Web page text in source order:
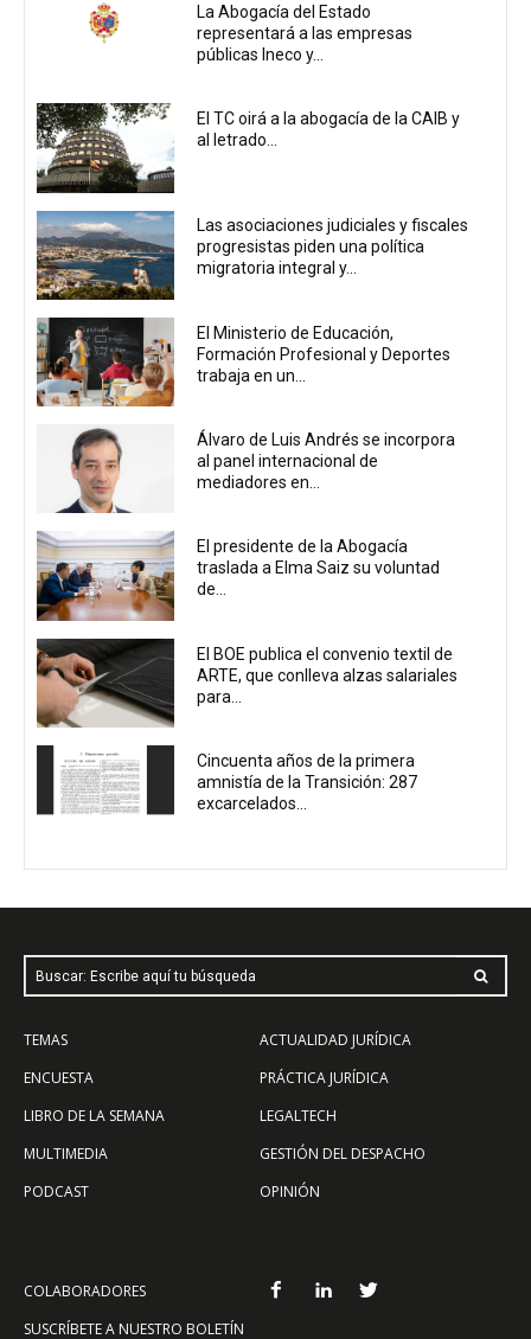
La Abogacía del Estado
representará a las empresas
públicas Ineco y...
El TC oirá a la abogacía de la CAIB y
al letrado...
Las asociaciones judiciales y fiscales
progresistas piden una política
migratoria integral y...
El Ministerio de Educación,
Formación Profesional y Deportes
trabaja en un...
Álvaro de Luis Andrés se incorpora
al panel internacional de
mediadores en...
El presidente de la Abogacía
traslada a Elma Saiz su voluntad
de...
El BOE publica el convenio textil de
ARTE, que conlleva alzas salariales
para...
Cincuenta años de la primera
amnistía de la Transición: 287
excarcelados...
Buscar: Escribe aquí tu búsqueda
TEMAS
ENCUESTA
LIBRO DE LA SEMANA
MULTIMEDIA
PODCAST
ACTUALIDAD JURÍDICA
PRÁCTICA JURÍDICA
LEGALTECH
GESTIÓN DEL DESPACHO
OPINIÓN
COLABORADORES
SUSCRÍBETE A NUESTRO BOLETÍN